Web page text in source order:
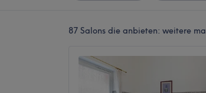
87 Salons die anbieten: weitere